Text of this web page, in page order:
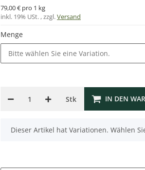
79,00 € pro 1 kg
inkl. 19% USt. , zzgl.Versand
Menge
Bitte wählen Sie eine Variation.
Stk IN DEN
x
Dieser Artikel hat Variationen. Wählen